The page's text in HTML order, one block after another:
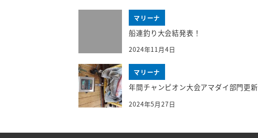
マリーナ
船連釣り大会結発表！
2024年11月4日
マリーナ
年間チャンピオン大会アマダイ部門更新
2024年5月27日